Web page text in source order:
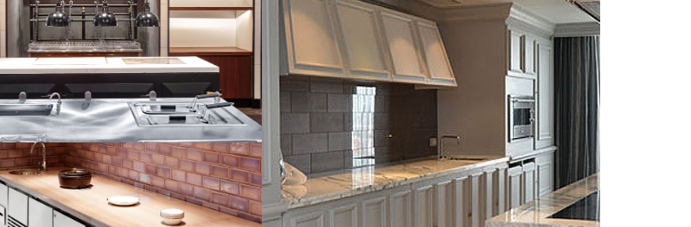
MARRIOTT MARQUIS QUEEN'S
PARK | NOVEMBER 2016
HILTON SUKHUMVIT HOTEL | 2013